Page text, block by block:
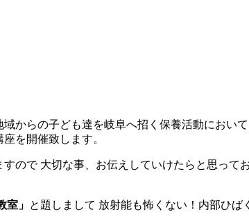
からの子ども達を岐阜へ招く保養活動におい
を開催致します。
ので 大切な事、お伝えしていけたらと思ってお
室」 と題しまして 放射能も怖くない！内部ひ